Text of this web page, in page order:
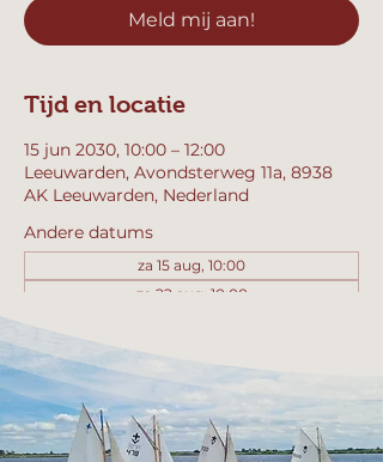
Meld mij aan!
Tijd en locatie
15 jun 2030, 10:00 – 12:00
Leeuwarden, Avondsterweg 11a, 8938
AK Leeuwarden, Nederland
Andere datums
za 15 aug, 10:00
za 22 aug, 10:00
Bekijk alle 357 datums
Meld mij aan!